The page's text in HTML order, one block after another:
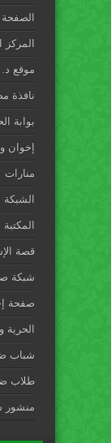
موقع
نافذة
بوابة
إخوان
منارات
الشبكة
قصة
شبكة
صفحة
الحرية
شباب ضد
طلاب ضد
منشور